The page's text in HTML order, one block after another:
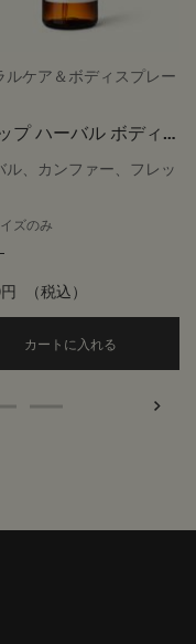
アロマティック ハンド
ルケア＆ボディスプレー
プ ハーバル ボディ
ー
ル、カンファー、フレッ
ズのみ
（税込）
カートに入れる